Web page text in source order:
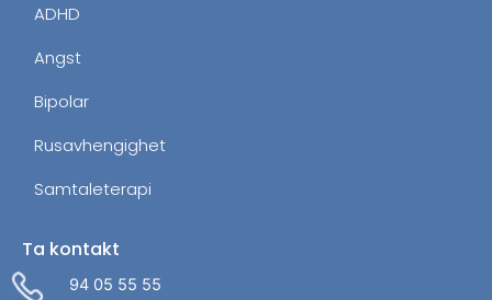
ADHD
Angst
Bipolar
Rusavhengighet
Samtaleterapi
Ta kontakt
94 05 55 55
Administrer dit samtykke
For at give den bedst mulige oplevelse bruger vi cookies til